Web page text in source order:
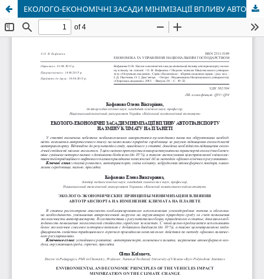
ЕКОЛОГО-ЕКОНОМІЧНІ ЗАСАДИ МІНІМІЗАЦІЇ ВПЛИВУ АВТОТРАНСПОРТУ НА ЗМІНУ КЛІМАТУ НА ПЛАНЕТІ